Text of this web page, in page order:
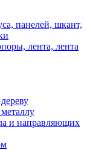
панелей, шкант,
лента, лента
и направляющих